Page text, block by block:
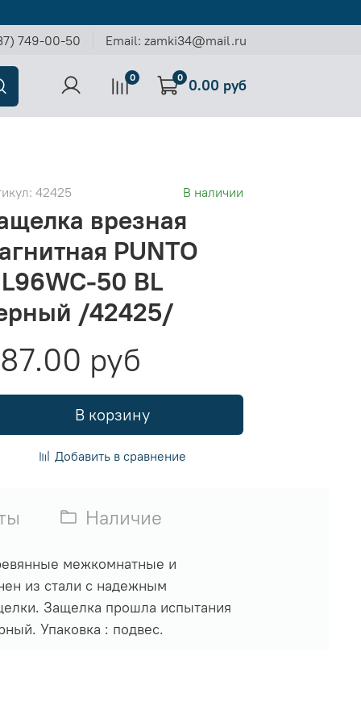
749-00-50 Email: zamki34@mail.ru
0 0 0.00 руб
42425 В наличии
врезная
PUNTO
50 BL
/42425/
руб
В корзину
Добавить в сравнение
Наличие
межкомнатные и
из стали с надежным
Защелка прошла испытания
Упаковка : подвес.